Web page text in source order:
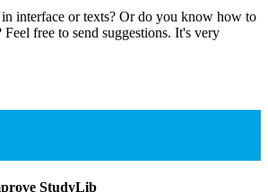
interface or texts? Or do you know how to
free to send suggestions. It's very
StudyLib